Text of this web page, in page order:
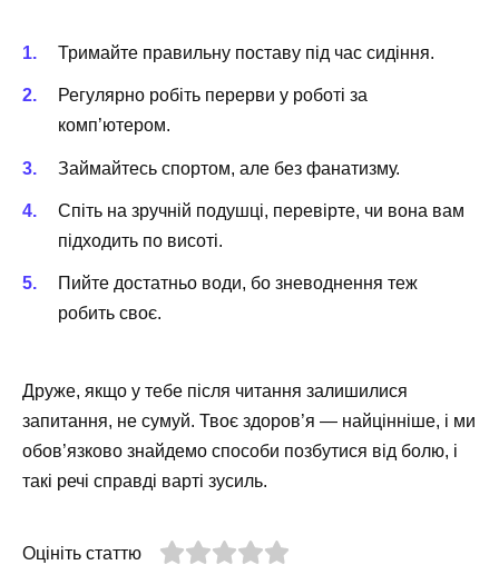
Тримайте правильну поставу під час сидіння.
Регулярно робіть перерви у роботі за
комп’ютером.
Займайтесь спортом, але без фанатизму.
Спіть на зручній подушці, перевірте, чи вона вам
підходить по висоті.
Пийте достатньо води, бо зневоднення теж
робить своє.
Друже, якщо у тебе після читання залишилися
запитання, не сумуй. Твоє здоров’я — найцінніше, і ми
обов’язково знайдемо способи позбутися від болю, і
такі речі справді варті зусиль.
Оцініть статтю